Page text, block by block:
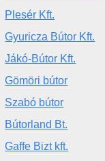
Plesér Kft.
Gyuricza Bútor Kft.
Jákó-Bútor Kft.
Gömöri bútor
Szabó bútor
Bútorland Bt.
Gaffe Bizt kft.